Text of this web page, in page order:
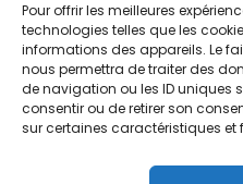
Pour offrir les meilleures
technologies telles que les
informations des appareils. Le
nous permettra de traiter des
de navigation ou les ID uniques
consentir ou de retirer son
sur certaines caractéristiques et
Contactez-nous
Association du droit a
13 rue trigance
13002 – Marseille